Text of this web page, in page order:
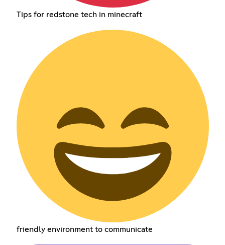
Tips for redstone tech in minecraft
friendly environment to communicate